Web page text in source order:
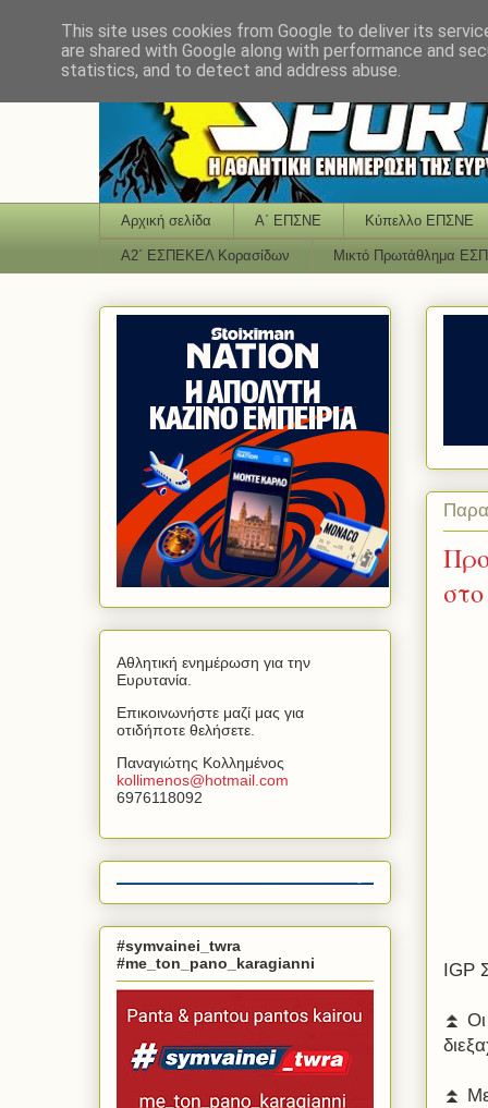
Αρχική σελίδα Α΄ ΕΠΣΝΕ Κύπελλο ΕΠΣΝΕ
Α2΄ ΕΣΠΕΚΕΛ Κορασίδων Μικτό Πρωτάθλημα
IGP
⏫️
⏫️
Αθλητική ενημέρωση για την
Ευρυτανία.
Επικοινωνήστε μαζί μας για
οτιδήποτε θελήσετε.
Παναγιώτης Κολλημένος
kollimenos@hotmail com
6976118092
#symvainei_twra
#me_ton_pano_karagianni
This site uses cookies from Google to deliver its
are shared with Google along with performance and
statistics, and to detect and address abuse.